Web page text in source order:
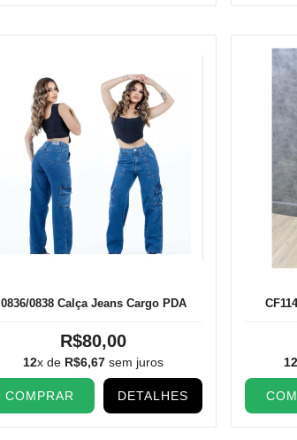
0836/0838 Calça Jeans Cargo PDA
R$80,00
12x de R$6,67 sem juros
COMPRAR DETALHES
12